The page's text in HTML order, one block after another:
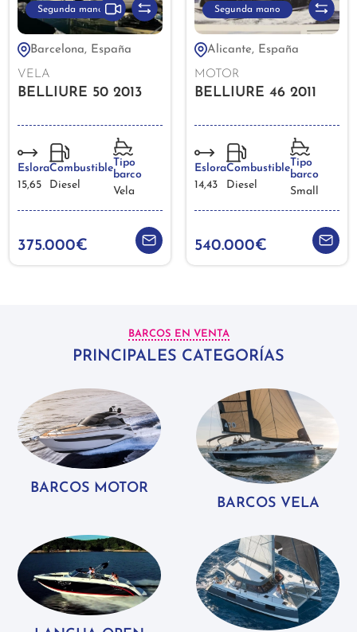
Segunda mano
Barcelona, España
VELA
BELLIURE 50 2013
Eslora
15,65
Combustible
Diesel
Tipo
barco
Vela
375.000€
Segunda mano
Alicante, España
MOTOR
BELLIURE 46 2011
Eslora
14,43
Combustible
Diesel
Tipo
barco
Small
540.000€
BARCOS EN VENTA
PRINCIPALES CATEGORÍAS
BARCOS MOTOR
BARCOS VELA